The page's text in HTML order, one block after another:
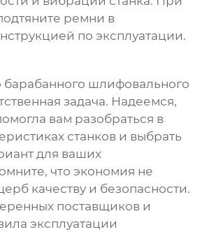
ремни в
по эксплуатации.
шлифовального
задача. Надеемся,
вам разобраться в
станков и выбрать
для ваших
что экономия не
качеству и безопасности.
поставщиков и
эксплуатации